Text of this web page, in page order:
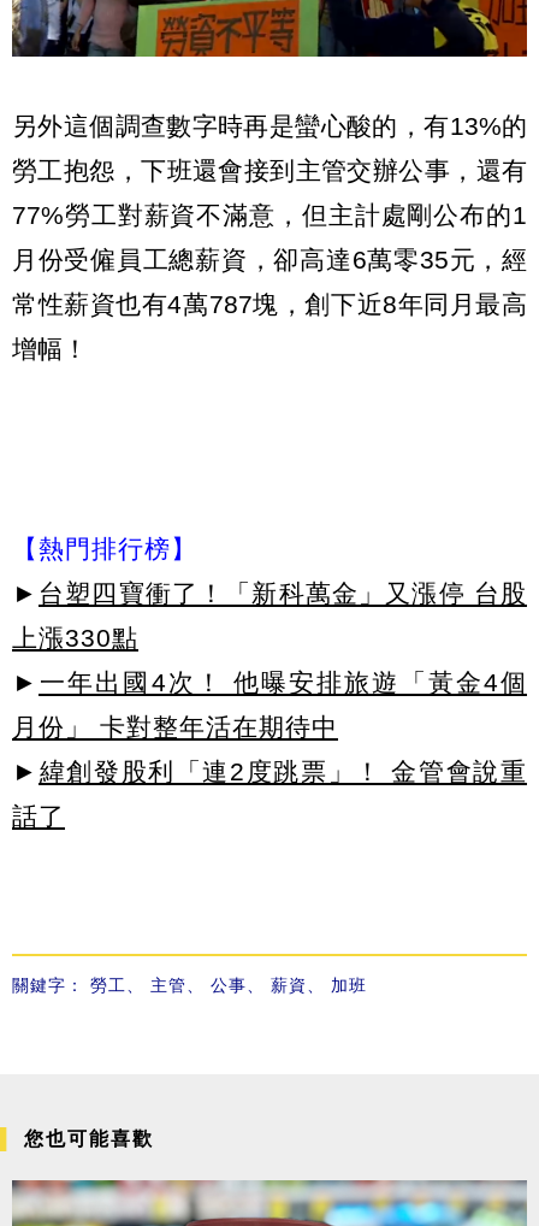
另外這個調查數字時再是蠻心酸的，有13%的
勞工抱怨，下班還會接到主管交辦公事，還有
77%勞工對薪資不滿意，但主計處剛公布的1
月份受僱員工總薪資，卻高達6萬零35元，經
常性薪資也有4萬787塊，創下近8年同月最高
增幅！
【熱門排行榜】
► 台塑四寶衝了！「新科萬金」又漲停 台股
上漲330點
► 一年出國4次！ 他曝安排旅遊「黃金4個
月份」 卡對整年活在期待中
► 緯創發股利「連2度跳票」！ 金管會說重
話了
關鍵字： 勞工 主管 公事 薪資 加班
您也可能喜歡